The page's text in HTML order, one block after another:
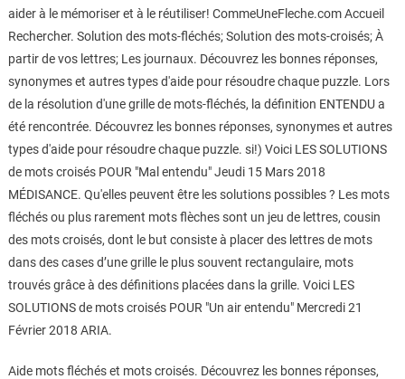
aider à le mémoriser et à le réutiliser! CommeUneFleche.com Accueil
Rechercher. Solution des mots-fléchés; Solution des mots-croisés; À
partir de vos lettres; Les journaux. Découvrez les bonnes réponses,
synonymes et autres types d'aide pour résoudre chaque puzzle. Lors
de la résolution d'une grille de mots-fléchés, la définition ENTENDU a
été rencontrée. Découvrez les bonnes réponses, synonymes et autres
types d'aide pour résoudre chaque puzzle. si!) Voici LES SOLUTIONS
de mots croisés POUR "Mal entendu" Jeudi 15 Mars 2018
MÉDISANCE. Qu'elles peuvent être les solutions possibles ? Les mots
fléchés ou plus rarement mots flèches sont un jeu de lettres, cousin
des mots croisés, dont le but consiste à placer des lettres de mots
dans des cases d’une grille le plus souvent rectangulaire, mots
trouvés grâce à des définitions placées dans la grille. Voici LES
SOLUTIONS de mots croisés POUR "Un air entendu" Mercredi 21
Février 2018 ARIA.
Aide mots fléchés et mots croisés. Découvrez les bonnes réponses,